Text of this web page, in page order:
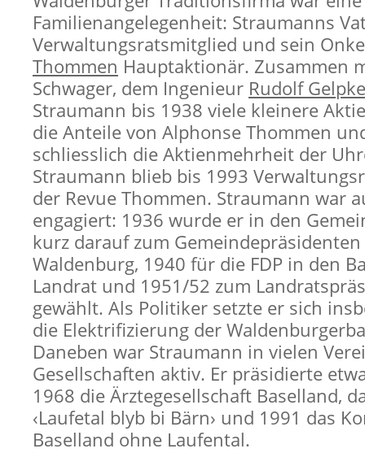
Familienangelegenheit: Straumanns
Verwaltungsratsmitglied und sein
Thommen Hauptaktionär. Zusammen
Schwager, dem Ingenieur Rudolf Gelpke
Straumann bis 1938 viele kleinere
die Anteile von Alphonse Thommen
schliesslich die Aktienmehrheit der
Straumann blieb bis 1993
der Revue Thommen. Straumann war
engagiert: 1936 wurde er in den
kurz darauf zum
Waldenburg, 1940 für die FDP in den
Landrat und 1951/52 zum
gewählt. Als Politiker setzte er sich
die Elektrifizierung der
Daneben war Straumann in vielen
Gesellschaften aktiv. Er präsidierte
1968 die Ärztegesellschaft Baselland,
‹Laufetal blyb bi Bärn› und 1991 das
Baselland ohne Laufental.